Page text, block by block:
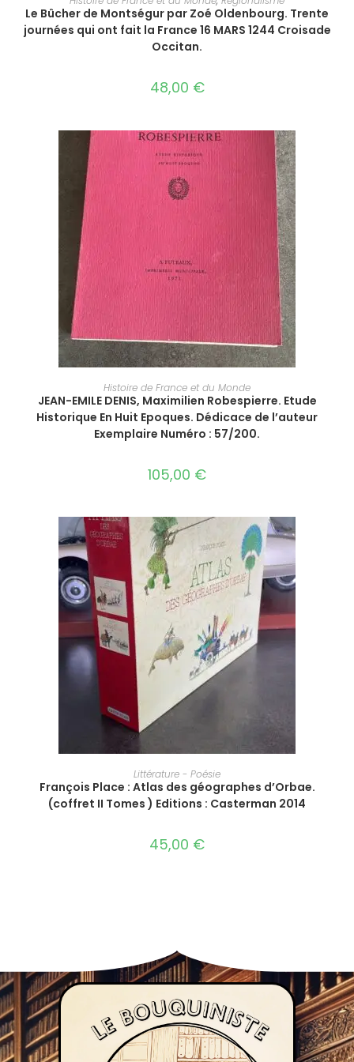
Le Bûcher de Montségur par Zoé Oldenbourg. Trente
journées qui ont fait la France 16 MARS 1244 Croisade
Occitan.
48,00 €
AJOUTER AU PANIER
Histoire de France et du Monde
JEAN-EMILE DENIS, Maximilien Robespierre. Etude
Historique En Huit Epoques. Dédicace de l’auteur
Exemplaire Numéro : 57/200.
105,00 €
AJOUTER AU PANIER
Littérature - Poésie
François Place : Atlas des géographes d’Orbae.
(coffret II Tomes ) Editions : Casterman 2014
45,00 €